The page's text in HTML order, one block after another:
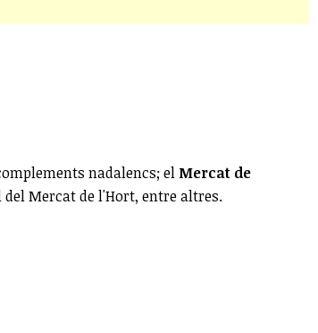
nadalencs; el Mercat de
Mercat de l'Hort, entre altres.